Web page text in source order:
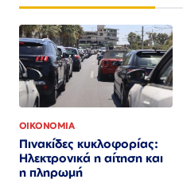
ΟΙΚΟΝΟΜΙΑ
Πινακίδες κυκλοφορίας:
Ηλεκτρονικά η αίτηση και
η πληρωμή